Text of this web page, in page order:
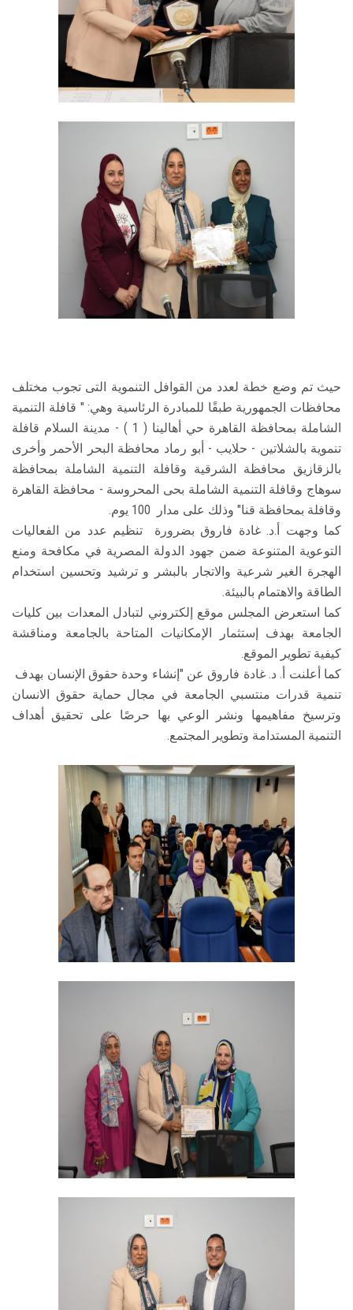
حيث تم وضع خطة لعدد من القوافل التنموية التى تجوب مختلف
محافظات الجمهورية طبقًا للمبادرة الرئاسية وهي: " قافلة التنمية
الشاملة بمحافظة القاهرة حي أهالينا ( 1 ) - مدينة السلام قافلة
تنموية بالشلاتين - حلايب - أبو رماد محافظة البحر الأحمر وأخرى
بالزقازيق محافظة الشرقية وقافلة التنمية الشاملة بمحافظة
سوهاج وقافلة التنمية الشاملة بحى المحروسة - محافظة القاهرة
وقافلة بمحافظة قنا" وذلك على مدار 100 يوم.
كما وجهت أ.د. غادة فاروق بضرورة تنظيم عدد من الفعاليات
التوعوية المتنوعة ضمن جهود الدولة المصرية في مكافحة ومنع
الهجرة الغير شرعية والاتجار بالبشر و ترشيد وتحسين استخدام
الطاقة والاهتمام بالبيئة.
كما استعرض المجلس موقع إلكتروني لتبادل المعدات بين كليات
الجامعة بهدف إستثمار الإمكانيات المتاحة بالجامعة ومناقشة
كيفية تطوير الموقع.
كما أعلنت أ. د. غادة فاروق عن "إنشاء وحدة حقوق الإنسان بهدف
تنمية قدرات منتسبي الجامعة في مجال حماية حقوق الانسان
وترسيخ مفاهيمها ونشر الوعي بها حرصًا على تحقيق أهداف
التنمية المستدامة وتطوير المجتمع.